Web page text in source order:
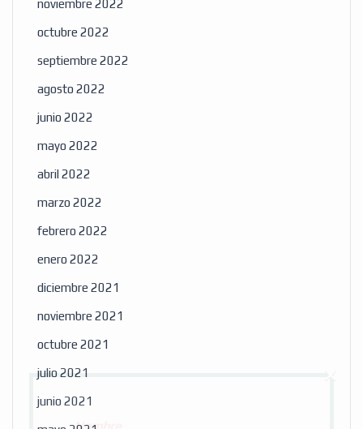
noviembre 2022
octubre 2022
septiembre 2022
agosto 2022
junio 2022
mayo 2022
abril 2022
marzo 2022
febrero 2022
enero 2022
diciembre 2021
noviembre 2021
octubre 2021
julio 2021
junio 2021
Nombre